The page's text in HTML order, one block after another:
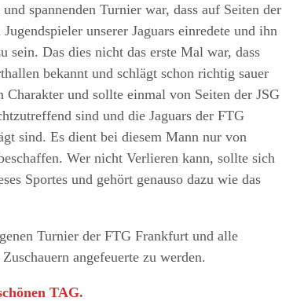
spannenden Turnier war, dass auf Seiten der
unserer Jaguars einredete und ihn
sein. Das dies nicht das erste Mal war, dass
bekannt und schlägt schon richtig sauer
und sollte einmal von Seiten der JSG
sind und die Jaguars der FTG
sind. Es dient bei diesem Mann nur von
Wer nicht Verlieren kann, sollte sich
Sportes und gehört genauso dazu wie das
Turnier der FTG Frankfurt und alle
angefeuerte zu werden.
TAG.